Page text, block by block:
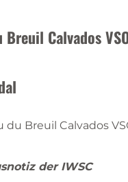
Breuil Calvados
du Breuil Calvados
der IWSC